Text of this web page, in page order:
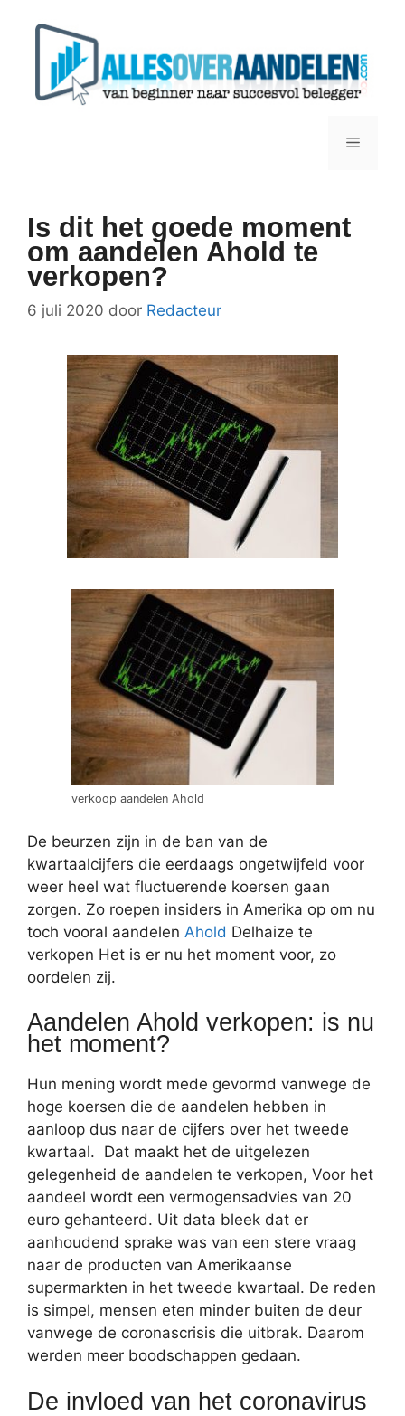
Menu
Is dit het goede moment
om aandelen Ahold te
verkopen?
6 juli 2020 door Redacteur
verkoop aandelen Ahold
De beurzen zijn in de ban van de
kwartaalcijfers die eerdaags ongetwijfeld voor
weer heel wat fluctuerende koersen gaan
zorgen. Zo roepen insiders in Amerika op om nu
toch vooral aandelen Ahold Delhaize te
verkopen Het is er nu het moment voor, zo
oordelen zij.
Aandelen Ahold verkopen: is nu
het moment?
Hun mening wordt mede gevormd vanwege de
hoge koersen die de aandelen hebben in
aanloop dus naar de cijfers over het tweede
kwartaal. Dat maakt het de uitgelezen
gelegenheid de aandelen te verkopen, Voor het
aandeel wordt een vermogensadvies van 20
euro gehanteerd. Uit data bleek dat er
aanhoudend sprake was van een stere vraag
naar de producten van Amerikaanse
supermarkten in het tweede kwartaal. De reden
is simpel, mensen eten minder buiten de deur
vanwege de coronascrisis die uitbrak. Daarom
werden meer boodschappen gedaan.
De invloed van het coronavirus